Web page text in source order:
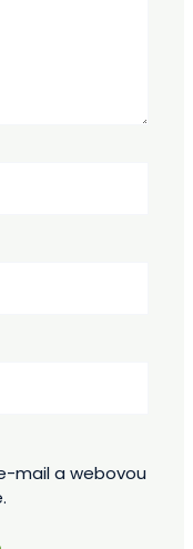
mail a webovou